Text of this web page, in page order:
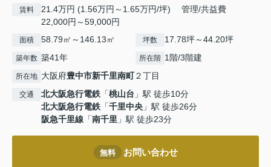
賃料
21.4万円 (1.56万円～1.65万円/坪) 管理/共益費
22,000円～59,000円
面積 58.79㎡～146.13㎡ 坪数 17.78坪～44.20坪
築年数 築41年 所在階 1階/3階建
所在地 大阪府豊中市新千里南町２丁目
交通 北大阪急行電鉄 「桃山台 」駅 徒歩10分
北大阪急行電鉄 「千里中央 」駅 徒歩26分
阪急千里線 「南千里 」駅 徒歩23分
無料 お問い合わせ